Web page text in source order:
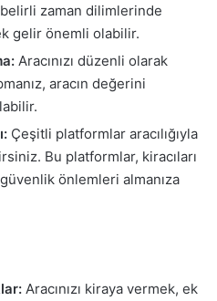
belirli zaman dilimlerinde
gelir önemli olabilir.
Aracınızı düzenli olarak
aracın değerini
Çeşitli platformlar aracılığıyla
Bu platformlar, kiracıları
önlemleri almanıza
Aracınızı kiraya vermek, ek